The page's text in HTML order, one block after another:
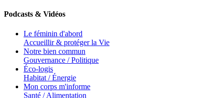
Podcasts & Vidéos
Le féminin d'abord
Accueillir & protéger la Vie
Notre bien commun
Gouvernance / Politique
Éco-logis
Habitat / Énergie
Mon corps m'informe
Santé / Alimentation